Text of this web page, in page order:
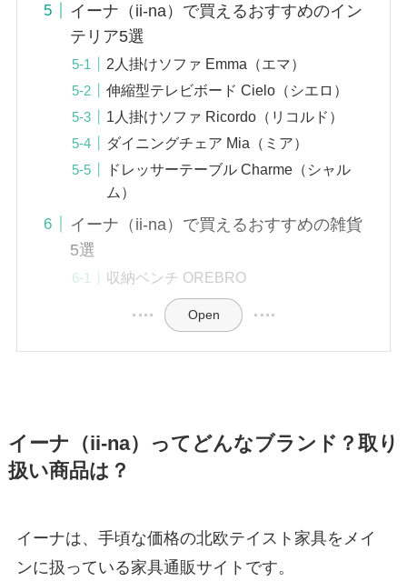
イーナ（ii-na）で買えるおすすめのイン
テリア5選
2人掛けソファ Emma（エマ）
伸縮型テレビボード Cielo（シエロ）
1人掛けソファ Ricordo（リコルド）
ダイニングチェア Mia（ミア）
ドレッサーテーブル Charme（シャル
ム）
イーナ（ii-na）で買えるおすすめの雑貨
5選
収納ベンチ OREBRO
Open
イーナ（ii-na）ってどんなブランド？取り
扱い商品は？
イーナは、手頃な価格の北欧テイスト家具をメイ
ンに扱っている家具通販サイトです。